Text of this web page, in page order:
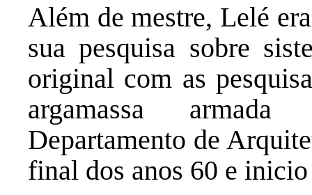
Além de mestre, Lelé
sua pesquisa sobre
original com as
argamassa
Departamento de
final dos anos 60 e